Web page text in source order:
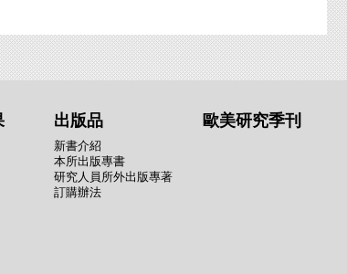
出版品
新書介紹
本所出版專書
研究人員所外出版專著
訂購辦法
歐美研究季刊